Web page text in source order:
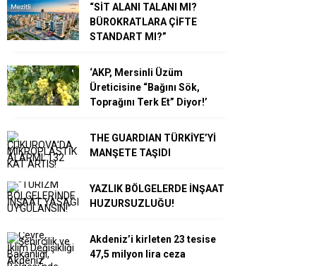
“SİT ALANI TALANI MI?
BÜROKRATLARA ÇİFTE
STANDART MI?”
‘AKP, Mersinli Üzüm
Üreticisine “Bağını Sök,
Toprağını Terk Et” Diyor!’
THE GUARDIAN TÜRKİYE’Yİ
MANŞETE TAŞIDI
YAZLIK BÖLGELERDE İNŞAAT
HUZURSUZLUĞU!
Akdeniz’i kirleten 23 tesise
47,5 milyon lira ceza